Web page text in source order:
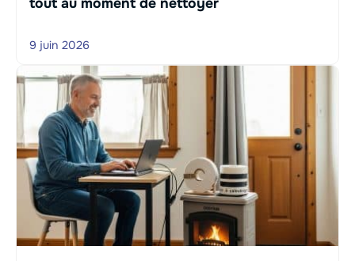
9 juin 2026